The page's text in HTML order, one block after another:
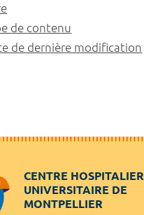
de contenu
de dernière modification
CENTRE HOSPITALIER
UNIVERSITAIRE DE
MONTPELLIER